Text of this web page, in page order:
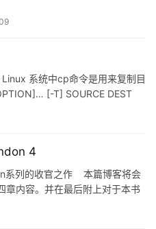
系统中cp命令是用来复制目
[-T] SOURCE DEST
：则覆盖目标文件； DEST是目
4
列的收官之作 本篇博客将会
章内容。并在最后附上对于本书